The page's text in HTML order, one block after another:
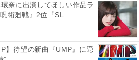
は里奈の高校時代からの友人で、里
をかけて雇ったと種明かし。一
いつの間にか大人のフリしてカッコ
したくない。ほんとは嫌だ」と素直
奈に出演してほしい作品ラ
術廻戦』2位『SL...
】待望の新曲『UMP』に隠